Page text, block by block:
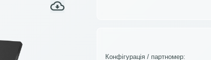
Конфігурація / партномер: